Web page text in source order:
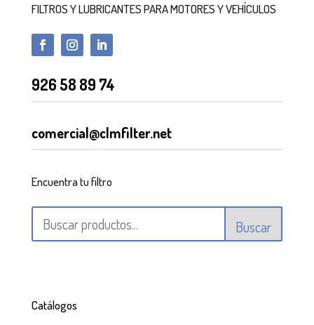
FILTROS Y LUBRICANTES PARA MOTORES Y VEHÍCULOS
926 58 89 74
comercial@clmfilter.net
Encuentra tu filtro
Buscar
Catálogos